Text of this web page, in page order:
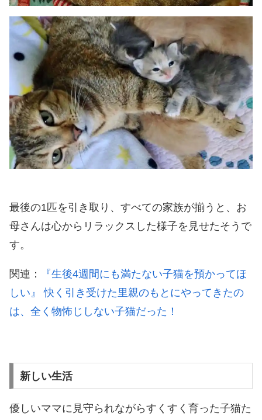
最後の1匹を引き取り、すべての家族が揃うと、お
母さんは心からリラックスした様子を見せたそうで
す。
関連：
『生後4週間にも満たない子猫を預かってほ
しい』 快く引き受けた里親のもとにやってきたの
は、全く物怖じしない子猫だった！
新しい生活
優しいママに見守られながらすくすく育った子猫た